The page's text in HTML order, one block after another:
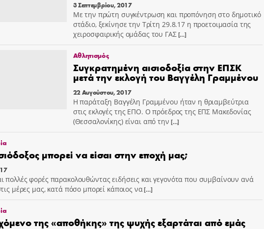
3 Σεπτεμβρίου, 2017
Με την πρώτη συγκέντρωση και προπόνηση στο δημοτικό
στάδιο, ξεκίνησε την Τρίτη 29.8.17 η προετοιμασία της
χειροσφαιρικής ομάδας του ΓΑΣ[…]
Αθλητισμός
Συγκρατημένη αισιοδοξία στην ΕΠΣΚ
μετά την εκλογή του Βαγγέλη Γραμμένου
22 Αυγούστου, 2017
Η παράταξη Βαγγέλη Γραμμένου ήταν η θριαμβεύτρια
στις εκλογές της ΕΠΟ. Ο πρόεδρος της ΕΠΣ Μακεδονίας
(Θεσσαλονίκης) είναι από την […]
μπορεί να είσαι στην εποχή μας;
πολλές φορές παρακολουθώντας ειδήσεις και γεγονότα που συμβαίνουν ανά
μέρες μας, κατά πόσο μπορεί κάποιος να[…]
της «αποθήκης» της ψυχής εξαρτάται από εμάς